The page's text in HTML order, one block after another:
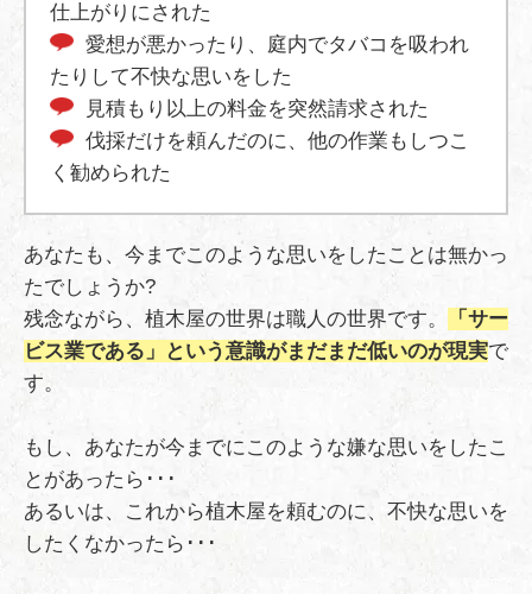
仕上がりにされた
愛想が悪かったり、庭内でタバコを吸われ
たりして不快な思いをした
見積もり以上の料金を突然請求された
伐採だけを頼んだのに、他の作業もしつこ
く勧められた
あなたも、今までこのような思いをしたことは無かっ
たでしょうか?
残念ながら、植木屋の世界は職人の世界です。
「サー
ビス業である」という意識がまだまだ低いのが現実で
す。
もし、あなたが今までにこのような嫌な思いをしたこ
とがあったら･･･
あるいは、これから植木屋を頼むのに、不快な思いを
したくなかったら･･･